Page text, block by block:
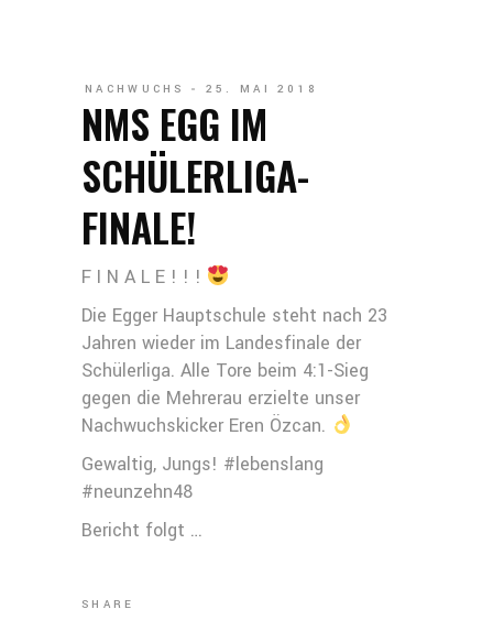
NACHWUCHS 25. MAI 2018
NMS EGG IM
SCHÜLERLIGA-
FINALE!
F I N A L E ! ! !
Die Egger Hauptschule steht nach 23
Jahren wieder im Landesfinale der
Schülerliga. Alle Tore beim 4:1-Sieg
gegen die Mehrerau erzielte unser
Nachwuchskicker Eren Özcan.
Gewaltig, Jungs! #lebenslang
#neunzehn48
Bericht folgt …
SHARE